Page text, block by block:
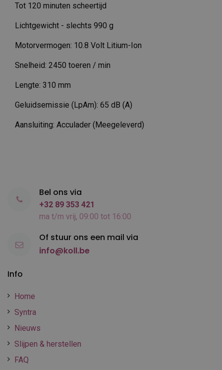
Tot 120 minuten scheertijd
Lichtgewicht - slechts 990 g
Motorvermogen: 10.8 Volt Litium-Ion
Snelheid: 2450 toeren / min
Lengte: 310 mm
Geluidsemissie (LpAm): 65 dB (A)
Aansluiting: Acculader (Meegeleverd)
Info
Home
Syntra
Nieuws
Slijpen & herstellen
FAQ
Bel ons via
+32 89 353 421
ma t/m vrij, 09:00 tot 16:00
Of stuur ons een mail via
info@koll.be